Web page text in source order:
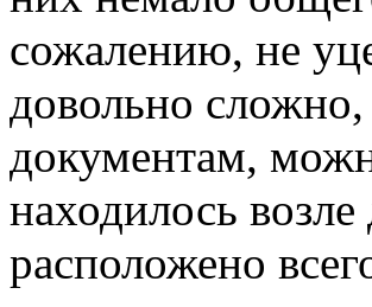
сожалению, не
довольно
документам,
находилось
расположено